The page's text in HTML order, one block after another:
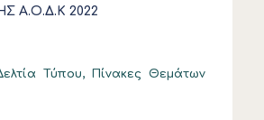
Α.Ο.Δ.Κ 2022
Τύπου, Πίνακες Θεμάτων